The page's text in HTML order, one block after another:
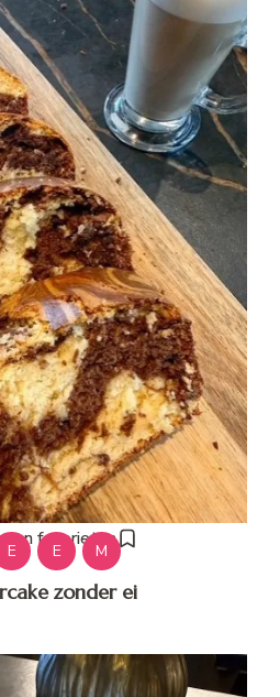
favorieten
E E M
zonder ei